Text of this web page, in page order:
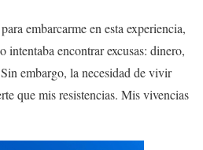
embarcarme en esta experiencia,
intentaba encontrar excusas: dinero,
embargo, la necesidad de vivir
que mis resistencias. Mis vivencias